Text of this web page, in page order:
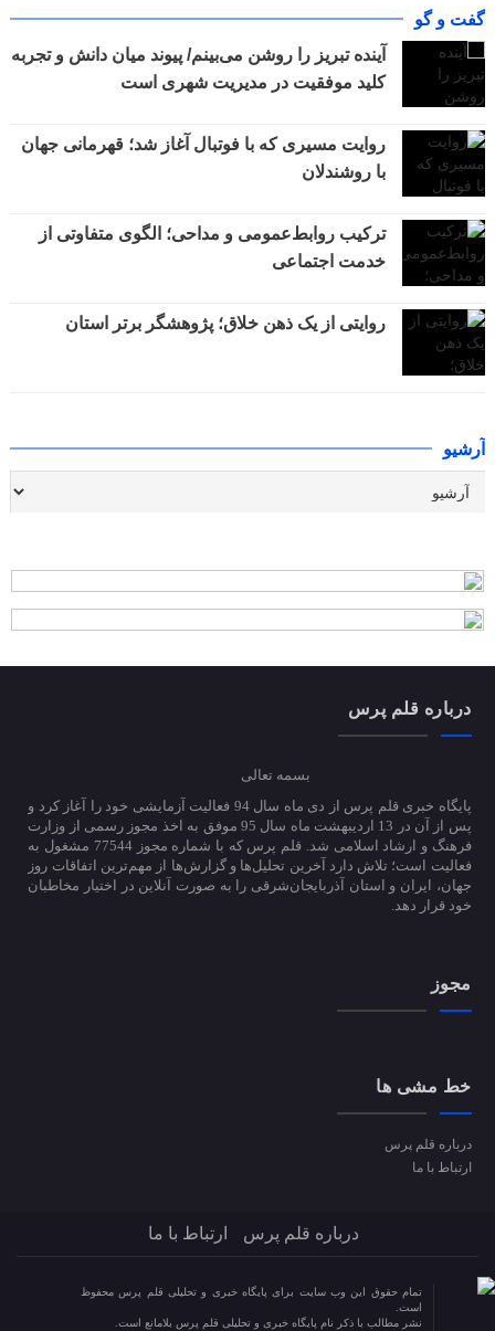
گفت و گو
آینده تبریز را روشن می‌بینم/ پیوند میان دانش و تجربه
کلید موفقیت در مدیریت شهری است
روایت مسیری که با فوتبال آغاز شد؛ قهرمانی جهان
با روشندلان
ترکیب روابط‌عمومی و مداحی؛ الگوی متفاوتی از
خدمت اجتماعی
روایتی از یک ذهن خلاق؛ پژوهشگر برتر استان
آرشیو
درباره قلم پرس
بسمه تعالی
پایگاه خبری قلم پرس از دی ماه سال 94 فعالیت آزمایشی خود را آغاز کرد و
پس از آن در 13 اردیبهشت ماه سال 95 موفق به اخذ مجوز رسمی از وزارت
فرهنگ و ارشاد اسلامی شد. قلم پرس که با شماره مجوز 77544 مشغول به
فعالیت است؛ تلاش دارد آخرین تحلیل‌ها و گزارش‌ها از مهم‌ترین اتفاقات روز
جهان، ایران و استان آذربایجان‌شرقی را به صورت آنلاین در اختیار مخاطبان
خود قرار دهد.
مجوز
خط مشی ها
درباره قلم پرس
ارتباط با ما
درباره قلم پرس ارتباط با ما
تمام حقوق این وب سایت برای پایگاه خبری و تحلیلی قلم پرس محفوظ
است.
نشر مطالب با ذکر نام پایگاه خبری و تحلیلی قلم پرس بلامانع است.